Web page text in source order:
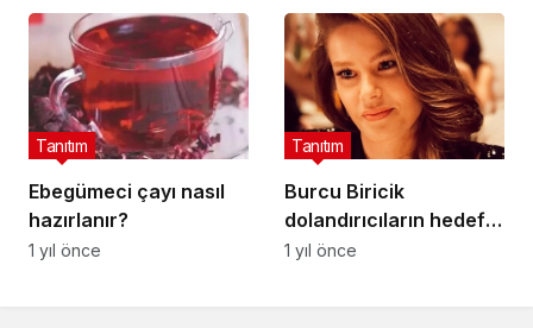
Ebegümeci çayı nasıl
hazırlanır?
Tanıtım
1 yıl önce
Burcu Biricik
dolandırıcıların hedefi
oldu: Yasal olarak
Tanıtım
1 yıl önce